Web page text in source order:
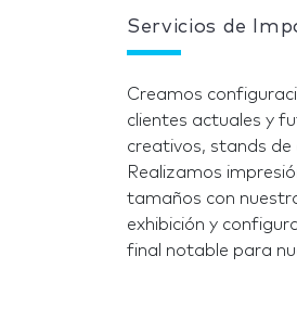
Servicios de
Creamos
clientes actuales y
creativos, stands de
Realizamos
tamaños con
exhibición y
final notable para